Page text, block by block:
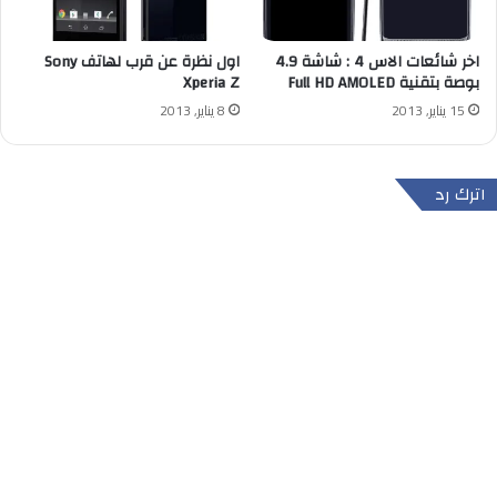
اخر شائعات الاس 4 : شاشة 4.9
بوصة بتقنية Full HD AMOLED
15 يناير, 2013
اول نظرة عن قرب لهاتف Sony
Xperia Z
8 يناير, 2013
اترك رد